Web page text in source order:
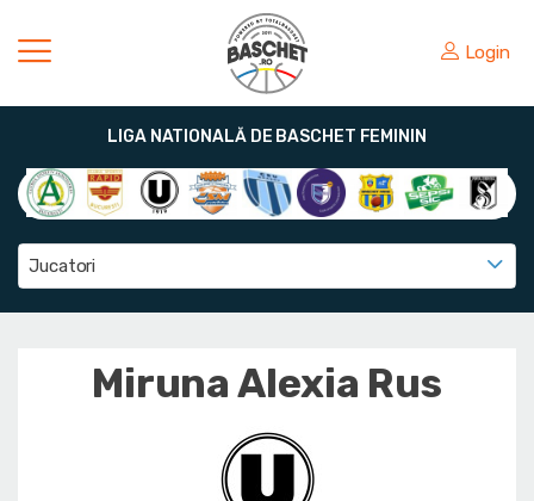
Login
LIGA NATIONALĂ DE BASCHET FEMININ
Jucatori
Miruna Alexia Rus